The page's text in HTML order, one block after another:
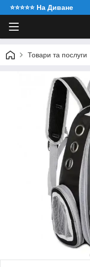
⭐️⭐️⭐️⭐️⭐️ На Диване
Товари та послуги